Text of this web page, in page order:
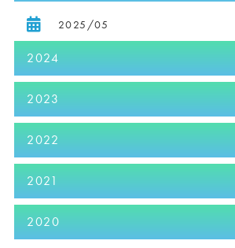
2025/05
2024
2023
2022
2021
2020